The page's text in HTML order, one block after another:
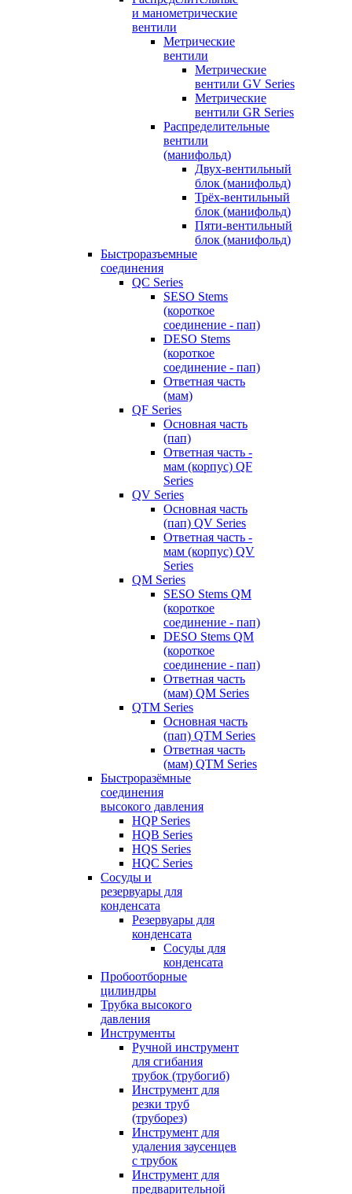
и манометрические
вентили
Метрические
вентили
Метрические
вентили GV Series
Метрические
вентили GR Series
Распределительные
вентили
(манифольд)
Двух-вентильный
блок (манифольд)
Трёх-вентильный
блок (манифольд)
Пяти-вентильный
блок (манифольд)
Быстроразъемные
соединения
QC Series
SESO Stems
(короткое
соединение - пап)
DESO Stems
(короткое
соединение - пап)
Ответная часть
(мам)
QF Series
Основная часть
(пап)
Ответная часть -
мам (корпус) QF
Series
QV Series
Основная часть
(пап) QV Series
Ответная часть -
мам (корпус) QV
Series
QM Series
SESO Stems QM
(короткое
соединение - пап)
DESO Stems QM
(короткое
соединение - пап)
Ответная часть
(мам) QM Series
QTM Series
Основная часть
(пап) QTM Series
Ответная часть
(мам) QTM Series
Быстроразёмные
соединения
высокого давления
HQP Series
HQB Series
HQS Series
HQC Series
Сосуды и
резервуары для
конденсата
Резервуары для
конденсата
Сосуды для
конденсата
Пробоотборные
цилиндры
Трубка высокого
давления
Инструменты
Ручной инструмент
для сгибания
трубок (трубогиб)
Инструмент для
резки труб
(труборез)
Инструмент для
удаления заусенцев
с трубок
Инструмент для
предварительной